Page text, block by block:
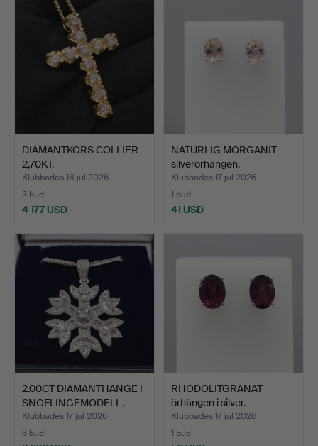
DIAMANTKORS COLLIER
2,70KT.
Klubbades 18 jul 2026
3 bud
4 177 USD
NATURLIG MORGANIT
silverörhängen.
Klubbades 17 jul 2026
1 bud
41 USD
2.00CT DIAMANTHÄNGE I
SNÖFLINGEMODELL.
Klubbades 17 jul 2026
6 bud
RHODOLITGRANAT
örhängen i silver.
Klubbades 17 jul 2026
1 bud